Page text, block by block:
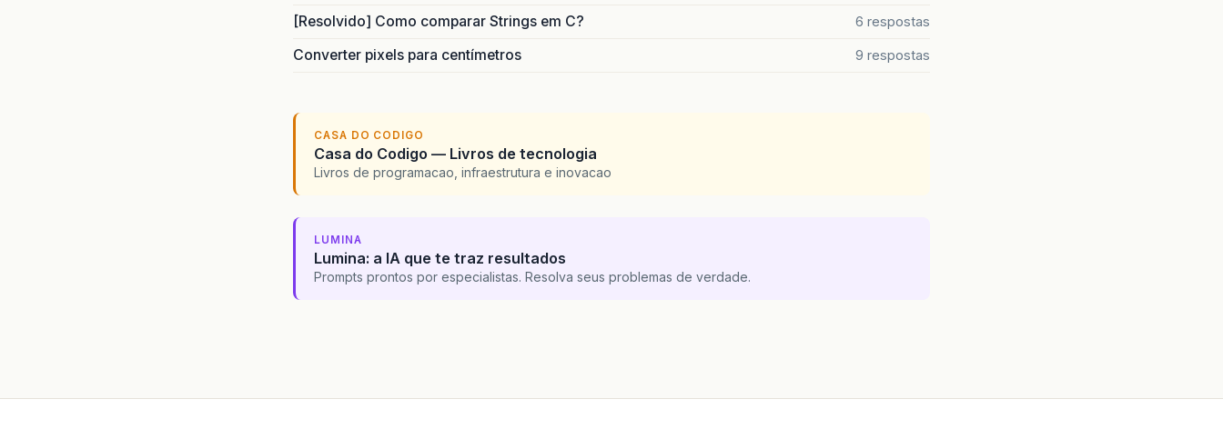
[Resolvido] Como comparar Strings em C? 6 respostas
Converter pixels para centímetros 9 respostas
CASA DO CODIGO
Casa do Codigo — Livros de tecnologia
Livros de programacao, infraestrutura e inovacao
LUMINA
Lumina: a IA que te traz resultados
Prompts prontos por especialistas. Resolva seus problemas de verdade.